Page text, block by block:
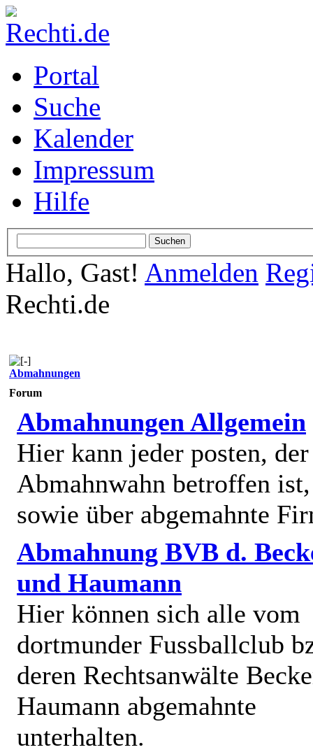
Portal
Suche
Kalender
Impressum
Hilfe
Hallo, Gast! Anmelden
Rechti.de
Abmahnungen
Forum
Abmahnungen Allgemein
Hier kann jeder posten,
Abmahnwahn betroffen ist,
sowie über abgemahnte
Abmahnung BVB d.
und Haumann
Hier können sich alle vom
dortmunder Fussballclub
deren Rechtsanwälte
Haumann abgemahnte
unterhalten.